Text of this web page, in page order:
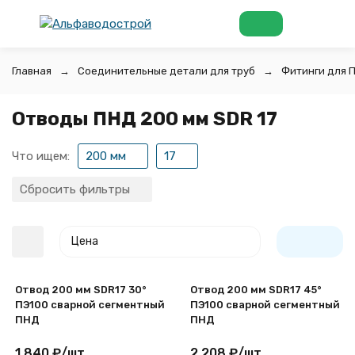
Главная Соединительные детали для труб Фитинги для
Отводы ПНД 200 мм SDR 17
Что ищем: 200 мм 17
Сбросить фильтры
Цена
Отвод 200 мм SDR17 30°
ПЭ100 сварной сегментный
ПНД
Отвод 200 мм SDR17 45°
ПЭ100 сварной сегментный
ПНД